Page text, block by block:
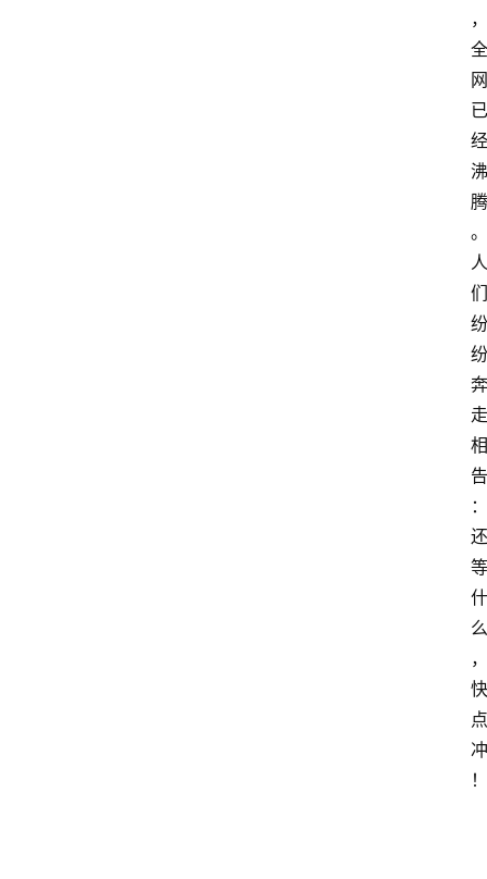
，
全
网
已
经
沸
腾
。
人
们
纷
纷
奔
走
相
告
：
还
等
什
么
，
快
点
冲
！